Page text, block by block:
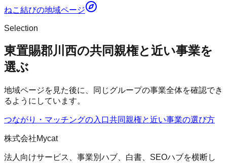
ねこ結びの地域ページ
Selection
東置賜郡川西の共同親権と近い事業を
選ぶ
地域ページを見た後に、同じグループの事業全体を確認でき
るようにしています。
つながり・マッチングの入口共同親権と近い事業の選び方
株式会社Mycat
法人向けサービス、事業別ハブ、白書、SEOハブを横断し